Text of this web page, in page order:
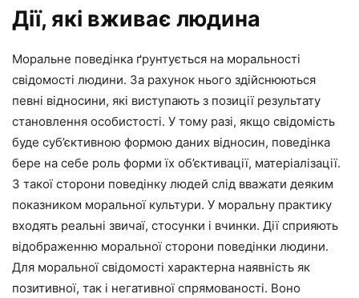
Дії, які вживає людина
Моральне поведінка ґрунтується на моральності
свідомості людини. За рахунок нього здійснюються
певні відносини, які виступають з позиції результату
становлення особистості. У тому разі, якщо свідомість
буде суб’єктивною формою даних відносин, поведінка
бере на себе роль форми їх об’єктивації, матеріалізації.
З такої сторони поведінку людей слід вважати деяким
показником моральної культури. У моральну практику
входять реальні звичаї, стосунки і вчинки. Дії сприяють
відображенню моральної сторони поведінки людини.
Для моральної свідомості характерна наявність як
позитивної, так і негативної спрямованості. Воно